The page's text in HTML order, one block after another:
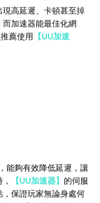
高延遲、卡頓甚至掉
加速器能最佳化網
薦使用 【UU加速
能夠有效降低延遲，讓
【UU加速器】 的伺服
保證玩家無論身處何